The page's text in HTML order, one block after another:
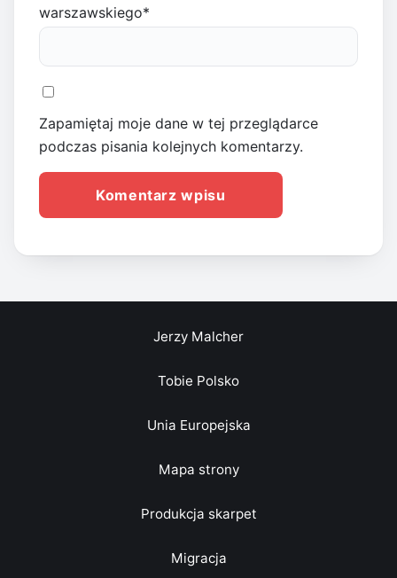
warszawskiego*
Zapamiętaj moje dane w tej przeglądarce
podczas pisania kolejnych komentarzy.
Jerzy Malcher
Tobie Polsko
Unia Europejska
Mapa strony
Produkcja skarpet
Migracja